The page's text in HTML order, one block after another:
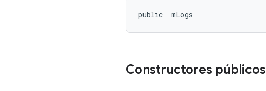
public mLogs
Constructores públicos